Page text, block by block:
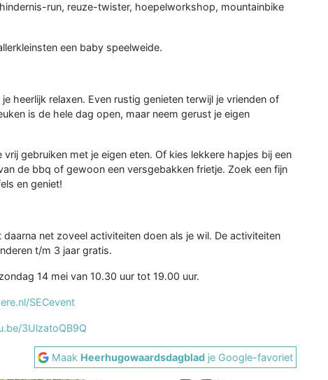
run, reuze-twister, hoepelworkshop, mountainbike
een baby speelweide.
heerlijk relaxen. Even rustig genieten terwijl je vrienden of
is de hele dag open, maar neem gerust je eigen
gebruiken met je eigen eten. Of kies lekkere hapjes bij een
de bbq of gewoon een versgebakken frietje. Zoek een fijn
en geniet!
net zoveel activiteiten doen als je wil. De activiteiten
t/m 3 jaar gratis.
14 mei van 10.30 uur tot 19.00 uur.
SECevent
3UlzatoQB9Q
Maak Heerhugowaardsdagblad je Google-favoriet